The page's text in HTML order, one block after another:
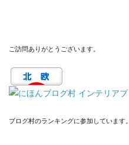
ご訪問ありがとうございます。
ブログ村のランキングに参加しています。